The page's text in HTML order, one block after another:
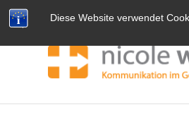
Diese Website verwendet